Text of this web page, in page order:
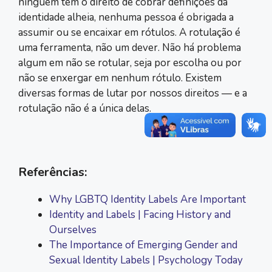
identidade alheia, nenhuma pessoa é obrigada a
assumir ou se encaixar em rótulos. A rotulação é
uma ferramenta, não um dever. Não há problema
algum em não se rotular, seja por escolha ou por
não se enxergar em nenhum rótulo. Existem
diversas formas de lutar por nossos direitos — e a
rotulação não é a única delas.
Referências:
Why LGBTQ Identity Labels Are Important
Identity and Labels | Facing History and
Ourselves
The Importance of Emerging Gender and
Sexual Identity Labels | Psychology Today